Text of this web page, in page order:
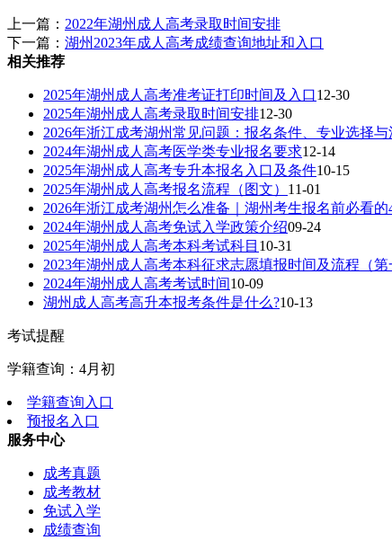
上一篇： 2022年湖州成人高考录取时间安排
下一篇： 湖州2023年成人高考成绩查询地址和入口
相关推荐
2025年湖州成人高考准考证打印时间及入口12-30
2025年湖州成人高考录取时间安排12-30
2026年浙江成考湖州常见问题：报名条件、专业选择与
2024年湖州成人高考医学类专业报名要求12-14
2025年湖州成人高考专升本报名入口及条件10-15
2025年湖州成人高考报名流程（图文） 11-01
2026年浙江成考湖州怎么准备｜湖州考生报名前必看的
2024年湖州成人高考免试入学政策介绍09-24
2025年湖州成人高考本科考试科目 10-31
2023年湖州成人高考本科征求志愿填报时间及流程（第
2024年湖州成人高考考试时间10-09
湖州成人高考高升本报考条件是什么?10-13
考试提醒
学籍查询：4月初
学籍查询入口
预报名入口
服务中心
成考真题
成考教材
免试入学
成绩查询